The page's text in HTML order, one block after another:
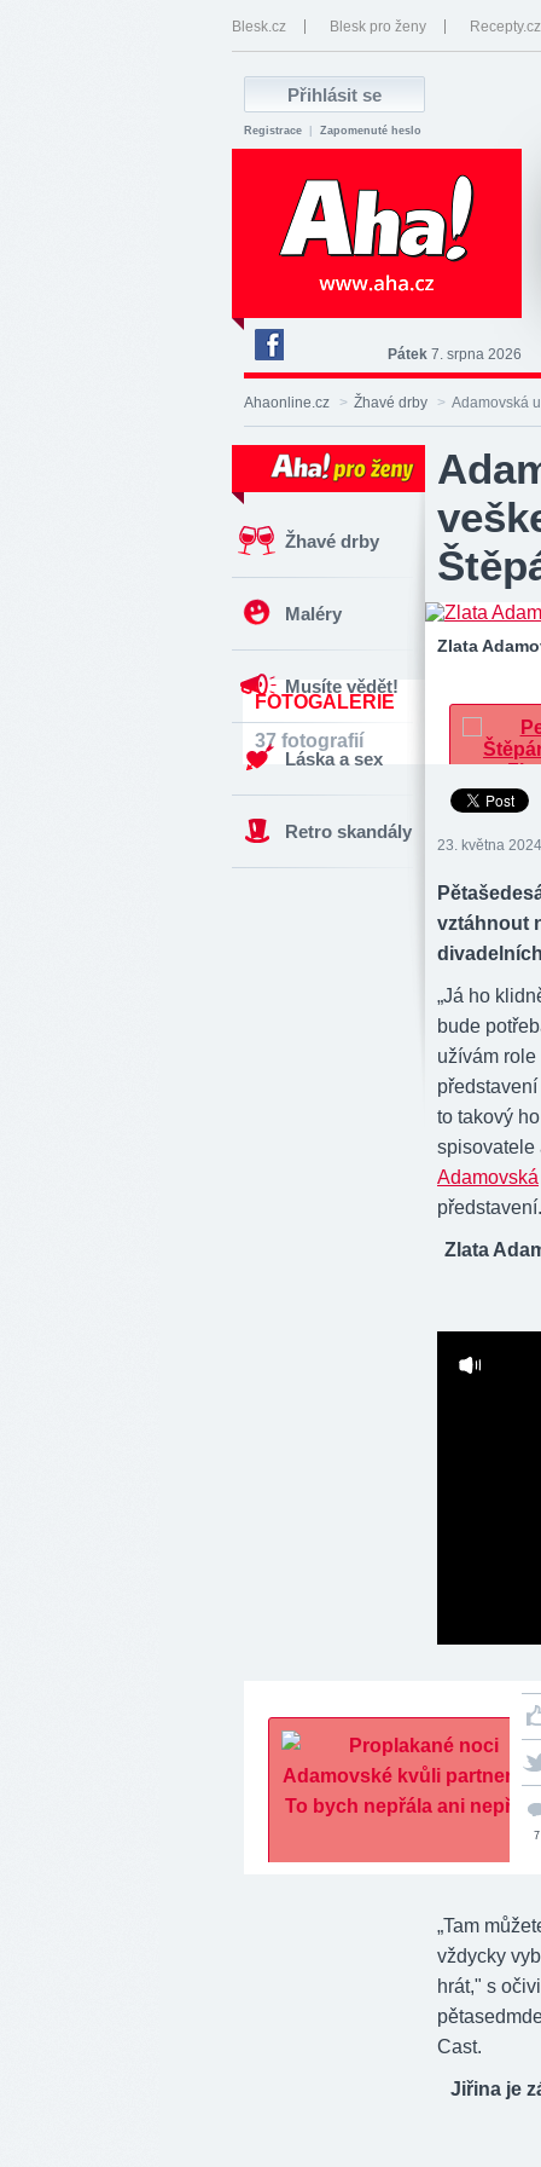
Blesk.cz Blesk pro ženy Recepty.cz
Registrace Zapomenuté heslo
Deník
Aha!
na
Pátek 7. srpna 2026
Ahaonline.cz > Žhavé drby > Adamovská
Žhavé drby
Maléry
Musíte vědět!
Láska a sex
Retro skandály
Zlata
FOTOGALERIE
37 fotografií
23. května
vztáhnout
„Já ho
bude
užívám
to takový
spisovatele
Adamovská
Zlata
7
„Tam
vždycky
hrát," s
Cast.
Jiřina je